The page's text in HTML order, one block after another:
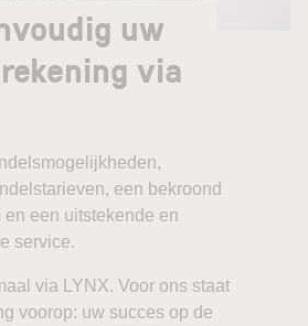
uw
via
een bekroond
en een uitstekende en
service.
via LYNX. Voor ons staat
voorop: uw succes op de